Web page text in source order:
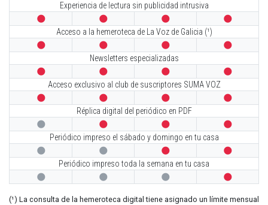
Experiencia de lectura sin publicidad intrusiva
   
Acceso a la hemeroteca de La Voz de Galicia (¹)
   
Newsletters especializadas
   
Acceso exclusivo al club de suscriptores SUMA VOZ
   
Réplica digital del periódico en PDF
   
Periódico impreso el sábado y domingo en tu casa
   
Periódico impreso toda la semana en tu casa
   
(¹) La consulta de la hemeroteca digital tiene asignado un límite mensual